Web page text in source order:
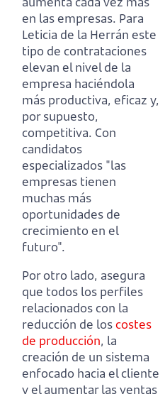
en las empresas. Para
Leticia de la Herrán este
tipo de contrataciones
elevan el nivel de la
empresa haciéndola
más productiva, eficaz y,
por supuesto,
competitiva. Con
candidatos
especializados "las
empresas tienen
muchas más
oportunidades de
crecimiento en el
futuro".
Por otro lado, asegura
que todos los perfiles
relacionados con la
reducción de loscostes
de producción, la
creación de un sistema
enfocado hacia el cliente
y el aumentar las ventas